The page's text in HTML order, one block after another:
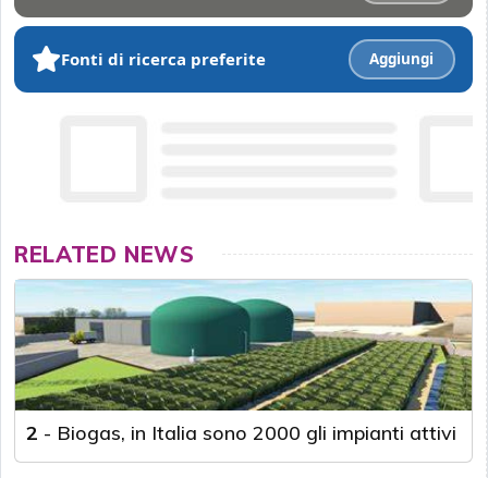
Fonti di ricerca preferite Aggiungi
RELATED NEWS
2 - Biogas, in Italia sono 2000 gli impianti attivi